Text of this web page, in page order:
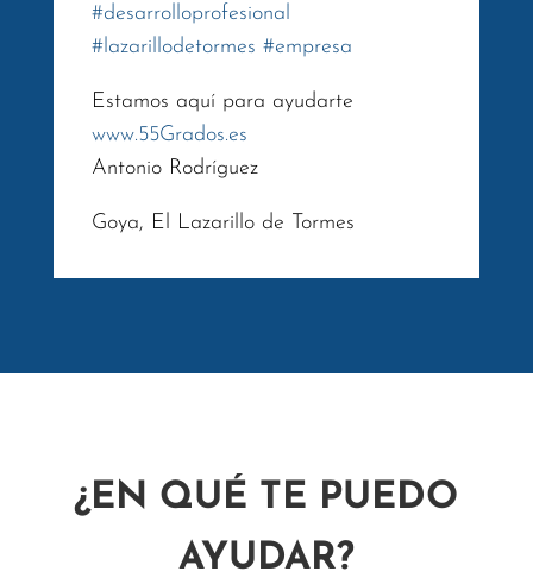
#desarrolloprofesional
#lazarillodetormes #empresa
Estamos aquí para ayudarte
www.55Grados.es
Antonio Rodríguez
Goya, El Lazarillo de Tormes
¿EN QUÉ TE PUEDO
AYUDAR?